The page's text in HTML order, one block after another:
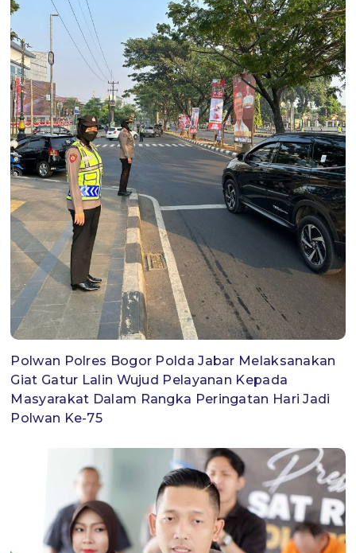
Polwan Polres Bogor Polda Jabar Melaksanakan
Giat Gatur Lalin Wujud Pelayanan Kepada
Masyarakat Dalam Rangka Peringatan Hari Jadi
Polwan Ke-75